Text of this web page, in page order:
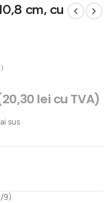
cm, cu
20,30 lei cu TVA)
sus
9)